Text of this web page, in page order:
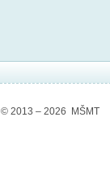
© 2013 – 2026 MŠMT